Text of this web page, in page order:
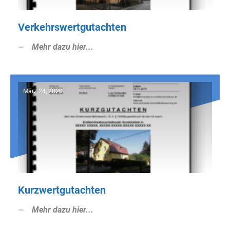
Verkehrswertgutachten
Mehr dazu hier...
März 24, 2020
Kurzwertgutachten
Mehr dazu hier...